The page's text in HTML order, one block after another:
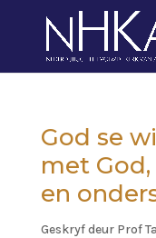
God se
met
en
Geskryf deur Prof